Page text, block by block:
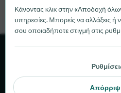
Στοιχεία και αριθμοί
Κάνοντας κλικ στην «Αποδοχή
υπηρεσίες. Μπορείς να αλλάξεις ή
σου οποιαδήποτε στιγμή στις